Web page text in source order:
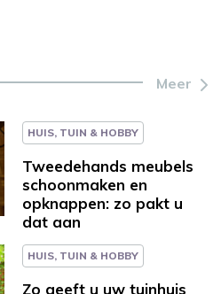
Meer
HUIS, TUIN & HOBBY
Tweedehands meubels
schoonmaken en
opknappen: zo pakt u
dat aan
HUIS, TUIN & HOBBY
Zo geeft u uw tuinhuis